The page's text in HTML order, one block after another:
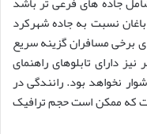
نسبت به جاده شهرکرد
برخی مسافران گزینه سریع
دارای تابلوهای راهنمای
نخواهد بود. رانندگی در
که ممکن است حجم ترافیک